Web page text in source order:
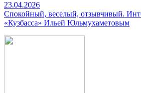
23.04.2026
Спокойный, веселый, отзывчивый.
«Кузбасса» Ильей Юльмухаметовым